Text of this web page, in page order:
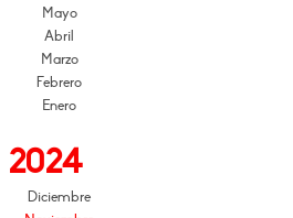
Mayo
Abril
Marzo
Febrero
Enero
2024
Diciembre